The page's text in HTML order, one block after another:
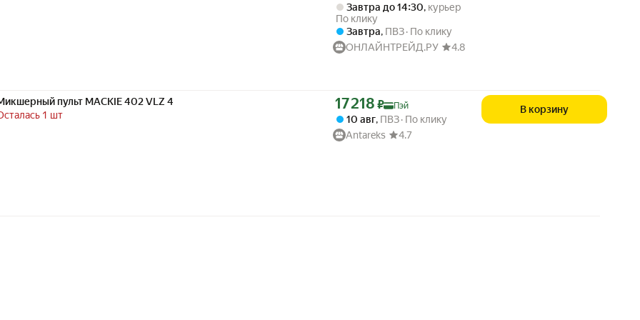
Завтра до 14:30, курьер
По клику
Завтра, ПВЗ По клику
ОНЛАЙНТРЕЙД.РУ
4.8
пульт MACKIE 402 VLZ 4
1 шт
Цена с картой Яндекс Пэй 17218 ₽ вместо
17 218 ₽ Пэй
10 авг, ПВЗ По клику
Antareks
4.7
В корзину